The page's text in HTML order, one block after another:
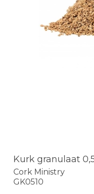
Kurk granulaat
Cork Ministry
GK0510